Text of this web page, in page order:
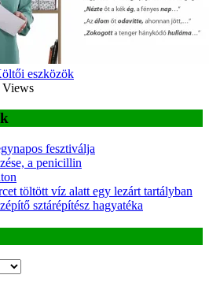
eszközök
Views
fesztiválja
a penicillin
töltött víz alatt egy lezárt tartályban
sztárépítész hagyatéka